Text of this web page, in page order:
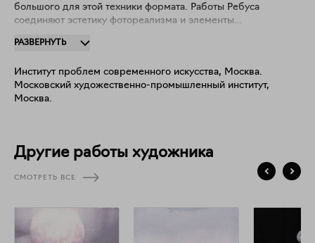
большого для этой техники формата. Работы Ребуса
соединяют эстетику фотореализма и элементы
композиции сочетают отсылки к популярной культуре — от
хип-хоп культуры, от эстетики американского кинематографа
90-х до компьютерных игр, — и глубоко личные
метафизические элементы, центральные для создаваемой
связана со смелым контрастным использованием света и
РАЗВЕРНУТЬ
Институт проблем современного искусства, Москва.
Московский художественно-промышленный институт,
Москва.
Другие работы художника
СМОТРЕТЬ ВСЕ